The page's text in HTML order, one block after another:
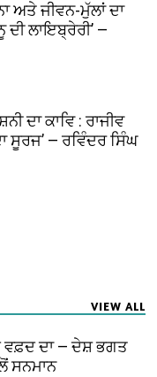
ਅਤੇ ਜੀਵਨ-ਮੁੱਲਾਂ ਦਾ
ਦੀ ਲਾਇਬ੍ਰੇਰੀ’ —
ਦਾ ਕਾਵਿ : ਰਾਜੀਵ
ਸੂਰਜ’ — ਰਵਿੰਦਰ ਸਿੰਘ
VIEW ALL
ਦਾ — ਦੇਸ਼ ਭਗਤ
ਸਨਮਾਨ